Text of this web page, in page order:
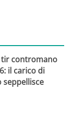
tir contromano
il carico di